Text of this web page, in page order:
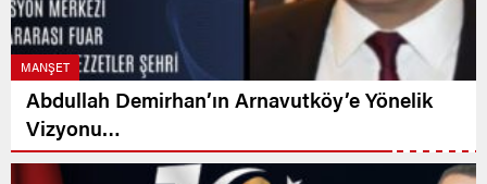
MANŞET
Abdullah Demirhan’ın Arnavutköy’e Yönelik
Vizyonu…